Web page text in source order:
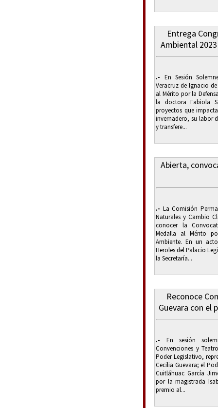
Entrega
Ambiental
.- En Sesión
Veracruz de Ignacio
al Mérito por la
la doctora Fabiola
proyectos que
invernadero, su labor
y transfere...
Abierta,
.- La Comisión
Naturales y Cambio
conocer la
Medalla al Mérito
Ambiente. En un
Heroles del Palacio
la Secretaría...
Reconoce
Guevara con el
.- En sesión
Convenciones y
Poder Legislativo,
Cecilia Guevara; el
Cuitláhuac García
por la magistrada
premio al...